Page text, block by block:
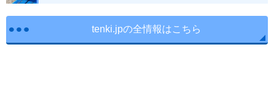
tenki.jpの全情報はこちら